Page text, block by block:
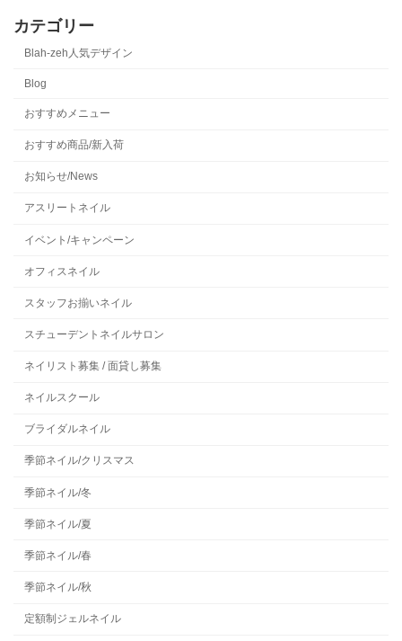
カテゴリー
Blah-zeh人気デザイン
Blog
おすすめメニュー
おすすめ商品/新入荷
お知らせ/News
アスリートネイル
イベント/キャンペーン
オフィスネイル
スタッフお揃いネイル
スチューデントネイルサロン
ネイリスト募集 / 面貸し募集
ネイルスクール
ブライダルネイル
季節ネイル/クリスマス
季節ネイル/冬
季節ネイル/夏
季節ネイル/春
季節ネイル/秋
定額制ジェルネイル